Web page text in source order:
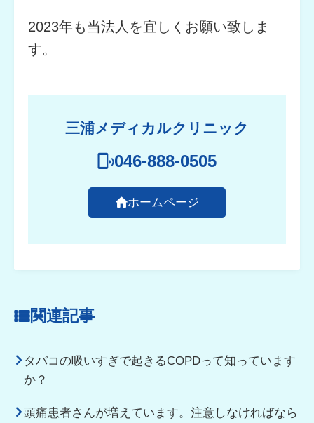
2023年も当法人を宜しくお願い致しま
す。
三浦メディカルクリニック
046-888-0505
ホームページ
関連記事
タバコの吸いすぎで起きるCOPDって知っています
か？
頭痛患者さんが増えています。注意しなければなら